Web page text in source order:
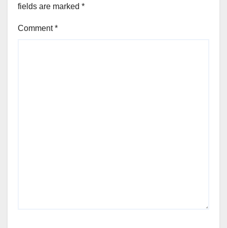
fields are marked *
Comment*